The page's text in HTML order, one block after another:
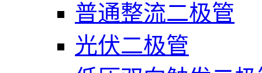
普通整流二极管
光伏二极管